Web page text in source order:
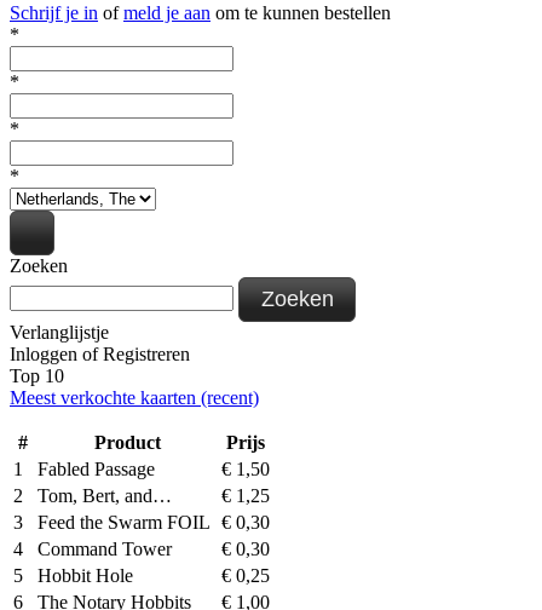
Schrijf je in ofmeld je aan om te kunnen bestellen
*
*
*
*
Zoeken
Zoeken
Verlanglijstje
Inloggen ofRegistreren
Top 10
Meest verkochte kaarten (recent)
# Product
Prijs
1
Fabled Passage € 1,50
2
Tom, Bert, and… € 1,25
3
Feed the Swarm FOIL € 0,30
4
Command Tower € 0,30
5
Hobbit Hole € 0,25
6
The Notary Hobbits € 1,00